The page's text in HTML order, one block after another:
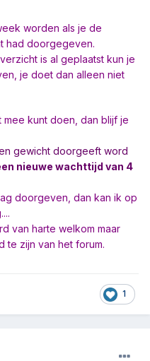
worden als je de
had doorgegeven.
is al geplaatst kun je
je doet dan alleen niet
kunt doen, dan blijf je
gewicht doorgeeft word
nieuwe wachttijd van 4
doorgeven, dan kan ik op
van harte welkom maar
te zijn van het forum.
1